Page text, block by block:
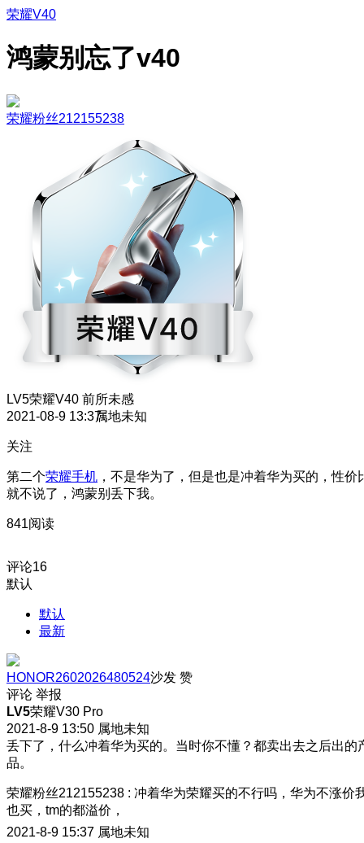
荣耀V40
鸿蒙别忘了v40
荣耀粉丝212155238
LV5荣耀V40 前所未感
2021-08-9 13:37属地未知
关注
第二个荣耀手机 ，不是华为了，但是也是冲着华为买的，性价
就不说了，鸿蒙别丢下我。
841阅读
评论16
默认
默认
最新
HONOR2602026480524沙发 赞
评论 举报
LV5荣耀V30 Pro
2021-8-9 13:50 属地未知
丢下了，什么冲着华为买的。当时你不懂？都卖出去之后出的
品。
荣耀粉丝212155238 : 冲着华为荣耀买的不行吗，华为不涨价
也买，tm的都溢价，
2021-8-9 15:37 属地未知